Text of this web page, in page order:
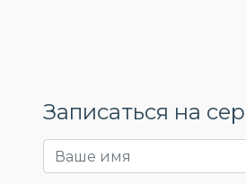
Записаться на